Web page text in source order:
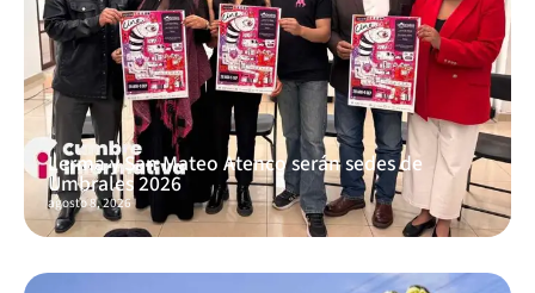
Lerma y San Mateo Atenco serán sedes de
Umbrales 2026
agosto 8, 2026